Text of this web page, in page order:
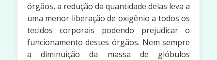
órgãos, a redução da quantidade delas leva a
uma menor liberação de oxigênio a todos os
tecidos corporais podendo prejudicar o
funcionamento destes órgãos. Nem sempre
a diminuição da massa de glóbulos